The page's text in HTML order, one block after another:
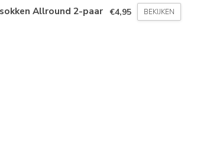
Allround 2-paar €4,95 BEKIJKEN